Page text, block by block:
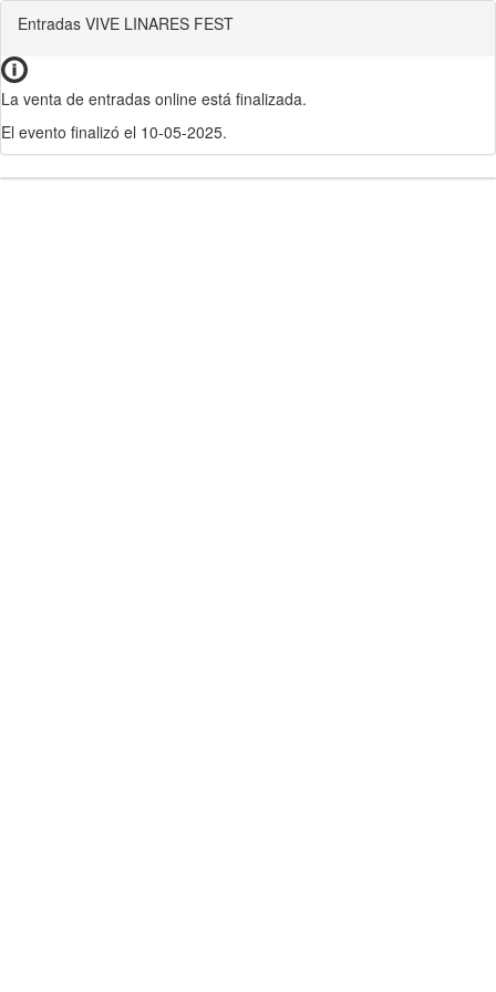
Entradas VIVE LINARES FEST
La venta de entradas online está finalizada.
El evento finalizó el 10-05-2025.